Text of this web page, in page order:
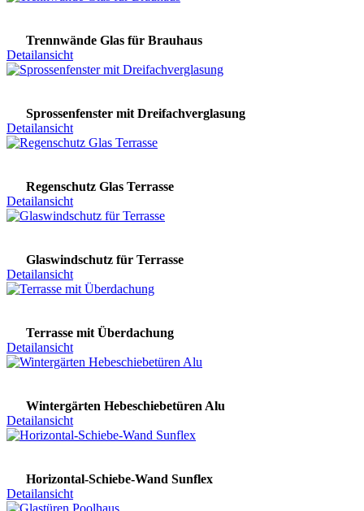
Trennwände Glas für Brauhaus
Detailansicht
Sprossenfenster mit Dreifachverglasung
Detailansicht
Regenschutz Glas Terrasse
Detailansicht
Glaswindschutz für Terrasse
Detailansicht
Terrasse mit Überdachung
Detailansicht
Wintergärten Hebeschiebetüren Alu
Detailansicht
Horizontal-Schiebe-Wand Sunflex
Detailansicht